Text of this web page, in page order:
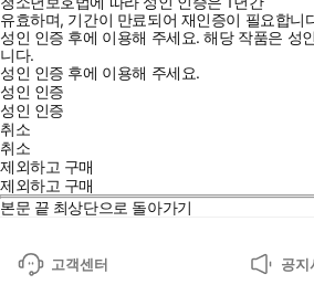
유효하며, 기간이 만료되어 재인증이 필요합니
성인 인증 후에 이용해 주세요.해당 작품은 성
니다.
성인 인증 후에 이용해 주세요.
성인 인증
성인 인증
취소
취소
제외하고 구매
제외하고 구매
본문 끝 최상단으로 돌아가기
고객센터 공지